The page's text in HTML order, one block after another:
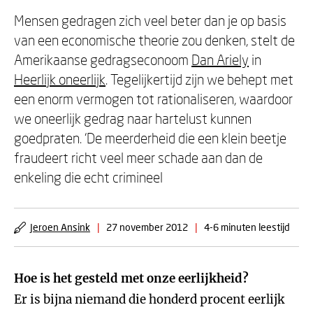
Mensen gedragen zich veel beter dan je op basis
van een economische theorie zou denken, stelt de
Amerikaanse gedragseconoom Dan Ariely in
Heerlijk oneerlijk. Tegelijkertijd zijn we behept met
een enorm vermogen tot rationaliseren, waardoor
we oneerlijk gedrag naar hartelust kunnen
goedpraten. ‘De meerderheid die een klein beetje
fraudeert richt veel meer schade aan dan de
enkeling die echt crimineel
Jeroen Ansink | 27 november 2012 | 4-6 minuten leestijd
Hoe is het gesteld met onze eerlijkheid?
Er is bijna niemand die honderd procent eerlijk